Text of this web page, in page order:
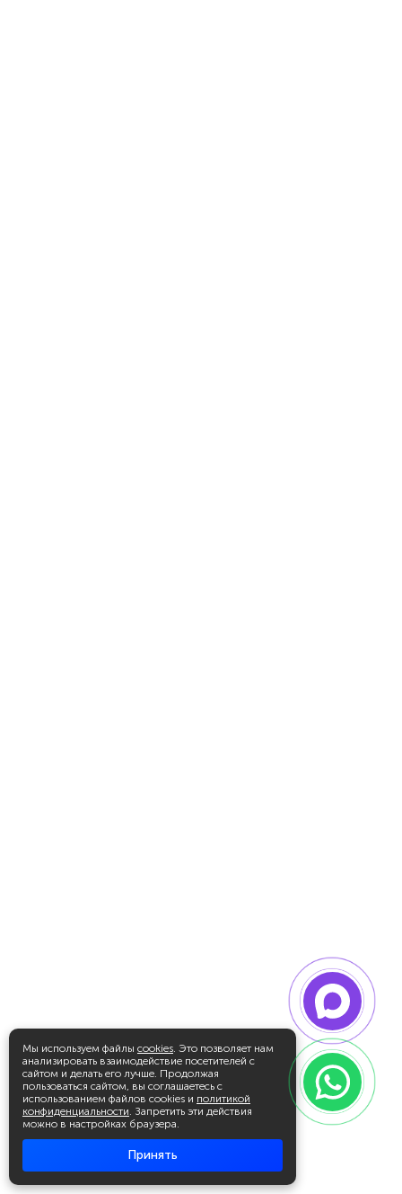
Мы используем файлы cookies. Это позволяет нам
анализировать взаимодействие посетителей с
сайтом и делать его лучше. Продолжая
пользоваться сайтом, вы соглашаетесь с
использованием файлов cookies и политикой
конфиденциальности. Запретить эти действия
можно в настройках браузера.
Принять